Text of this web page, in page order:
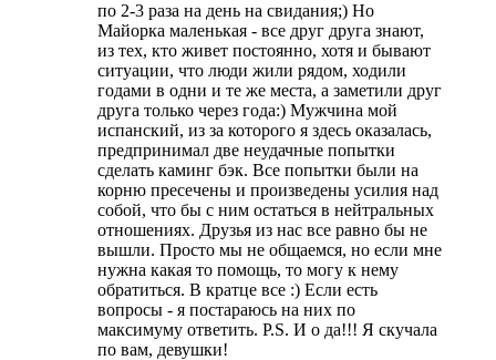
по 2-3 раза на день на свидания;) Но
Майорка маленькая - все друг друга знают,
из тех, кто живет постоянно, хотя и бывают
ситуации, что люди жили рядом, ходили
годами в одни и те же места, а заметили друг
друга только через года:) Мужчина мой
испанский, из за которого я здесь оказалась,
предпринимал две неудачные попытки
сделать каминг бэк. Все попытки были на
корню пресечены и произведены усилия над
собой, что бы с ним остаться в нейтральных
отношениях. Друзья из нас все равно бы не
вышли. Просто мы не общаемся, но если мне
нужна какая то помощь, то могу к нему
обратиться. В кратце все :) Если есть
вопросы - я постараюсь на них по
максимуму ответить. P.S. И о да!!! Я скучала
по вам, девушки!